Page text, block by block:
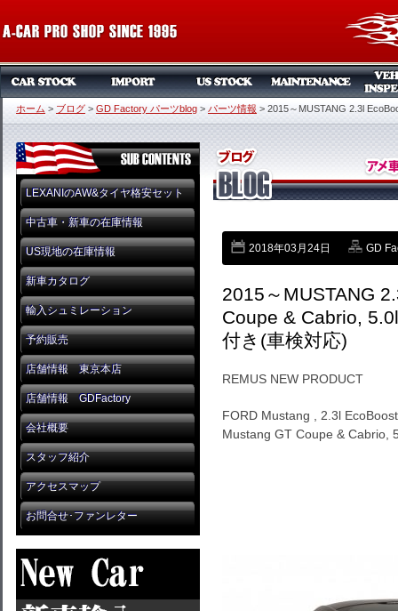
ホーム > ブログ > GD Factory パーツblog > パーツ情報 > 2015～MUSTANG 2.3l
LEXANIのAW&タイヤ格安セット
中古車・新車の在庫情報
US現地の在庫情報
新車カタログ
輸入シュミレーション
予約販売
店舗情報 東京本店
店舗情報 GDFactory
会社概要
スタッフ紹介
アクセスマップ
お問合せ･ファンレター
2018年03月24日 GD
2015～MUSTANG
Coupe & Cabrio,
付き(車検対応)
REMUS NEW PRODUCT
FORD Mustang , 2.3l
Mustang GT Coupe & Cabrio,